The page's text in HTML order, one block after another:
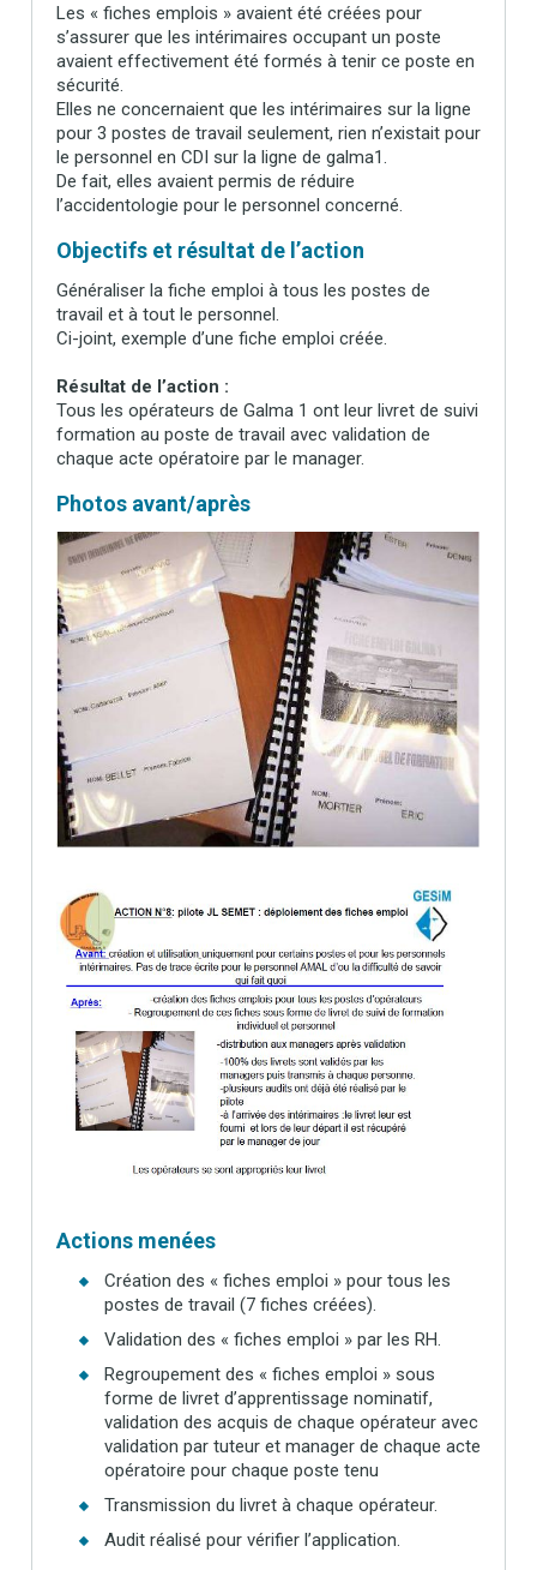
Les « fiches emplois » avaient été créées pour
s’assurer que les intérimaires occupant un poste
avaient effectivement été formés à tenir ce poste en
sécurité.
Elles ne concernaient que les intérimaires sur la ligne
pour 3 postes de travail seulement, rien n’existait pour
le personnel en CDI sur la ligne de galma1.
De fait, elles avaient permis de réduire
l’accidentologie pour le personnel concerné.
Objectifs et résultat de l’action
Généraliser la fiche emploi à tous les postes de
travail et à tout le personnel.
Ci-joint, exemple d’une fiche emploi créée.
Résultat de l’action :
Tous les opérateurs de Galma 1 ont leur livret de suivi
formation au poste de travail avec validation de
chaque acte opératoire par le manager.
Photos avant/après
Actions menées
Création des « fiches emploi » pour tous les
postes de travail (7 fiches créées).
Validation des « fiches emploi » par les RH.
Regroupement des « fiches emploi » sous
forme de livret d’apprentissage nominatif,
validation des acquis de chaque opérateur avec
validation par tuteur et manager de chaque acte
opératoire pour chaque poste tenu
Transmission du livret à chaque opérateur.
Audit réalisé pour vérifier l’application.